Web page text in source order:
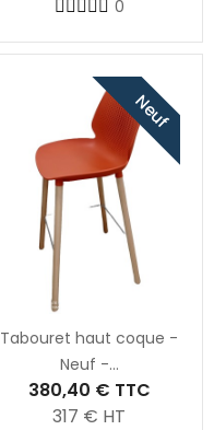
0
Neuf
Tabouret haut coque -
Neuf -...
380,40 € TTC
317 € HT